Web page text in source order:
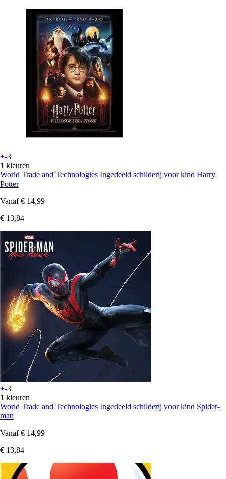
+-3
1 kleuren
World Trade and Technologies Ingedeeld schilderij voor kind Harry
Potter
Vanaf € 14,99
€ 13,84
+-3
1 kleuren
World Trade and Technologies Ingedeeld schilderij voor kind Spider-
man
Vanaf € 14,99
€ 13,84